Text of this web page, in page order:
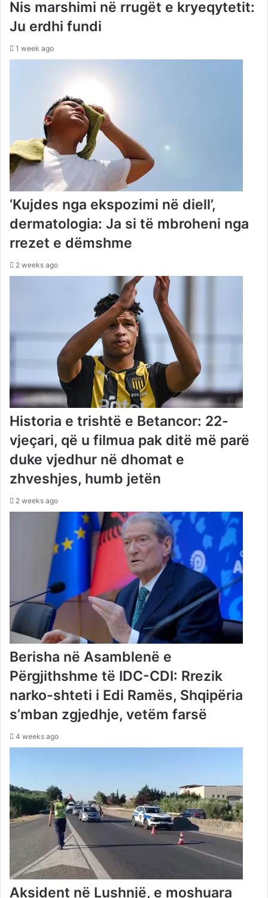
Nis marshimi në rrugët e kryeqytetit:
Ju erdhi fundi
1 week ago
‘Kujdes nga ekspozimi në diell’,
dermatologia: Ja si të mbroheni nga
rrezet e dëmshme
2 weeks ago
Historia e trishtë e Betancor: 22-
vjeçari, që u filmua pak ditë më parë
duke vjedhur në dhomat e
zhveshjes, humb jetën
2 weeks ago
Berisha në Asamblenë e
Përgjithshme të IDC-CDI: Rrezik
narko-shteti i Edi Ramës, Shqipëria
s’mban zgjedhje, vetëm farsë
4 weeks ago
Aksident në Lushnjë, e moshuara